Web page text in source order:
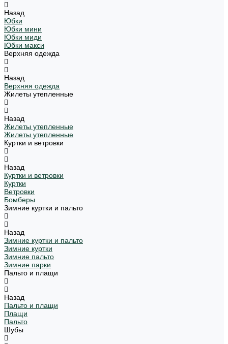
Назад
Юбки
Юбки мини
Юбки миди
Юбки макси
Верхняя одежда
Назад
Верхняя одежда
Жилеты утепленные
Назад
Жилеты утепленные
Жилеты утепленные
Куртки и ветровки
Назад
Куртки и ветровки
Куртки
Ветровки
Бомберы
Зимние куртки и пальто
Назад
Зимние куртки и пальто
Зимние куртки
Зимние пальто
Зимние парки
Пальто и плащи
Назад
Пальто и плащи
Плащи
Пальто
Шубы